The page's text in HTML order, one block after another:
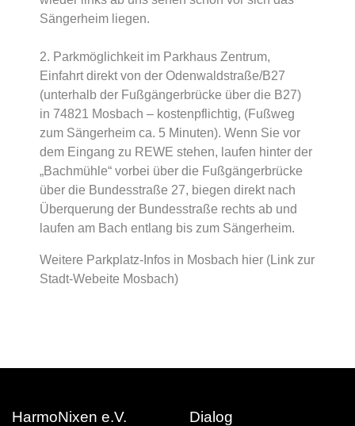
Sängerheim liegen.
2. Parkmöglichkeit im Parkhaus Zentrum,
Einfahrt direkt von der Odenwaldstraße/B27
(unterhalb der Fußgängerbrücke über die B27)
in 74821 Mosbach – kostenpflichtig, (Fußweg
zum Sängerheim ca. 5 Minuten). Wenn Sie vor
dem Eingang zu REWE stehen, laufen hinter der
„Bachmühle“ vorbei über die Fußgängerbrücke
über die Bundesstraße 27, biegen direkt nach
Überquerung der Bundesstraße rechts ab und
laufen am Bach entlang bis zum Sängerheim.
Weitere Parkplatz-Infos in Mosbach hier (Link zur
Stadt-Webeite Mosbach)
HarmoNixen e.V.
Dialog